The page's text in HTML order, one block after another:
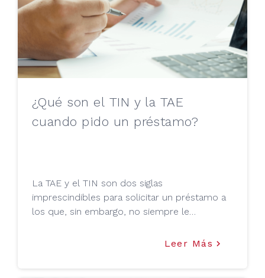
¿Qué son el TIN y la TAE
cuando pido un préstamo?
La TAE y el TIN son dos siglas
imprescindibles para solicitar un préstamo a
los que, sin embargo, no siempre le
saber de qué se trata? Tu Mejor Préstamo te
Leer Más keyboard_arrow_right